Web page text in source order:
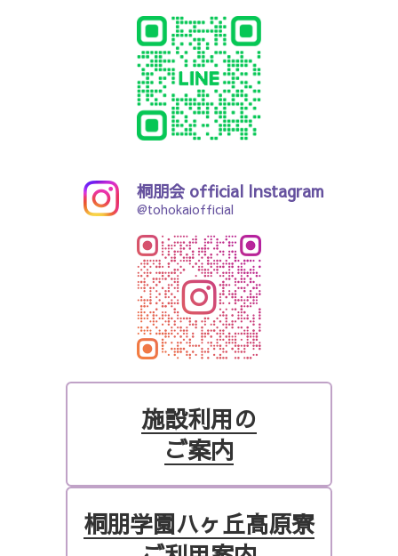
桐朋会 official Instagram
@tohokaiofficial
施設利用の
ご案内
桐朋学園ハヶ丘高原寮